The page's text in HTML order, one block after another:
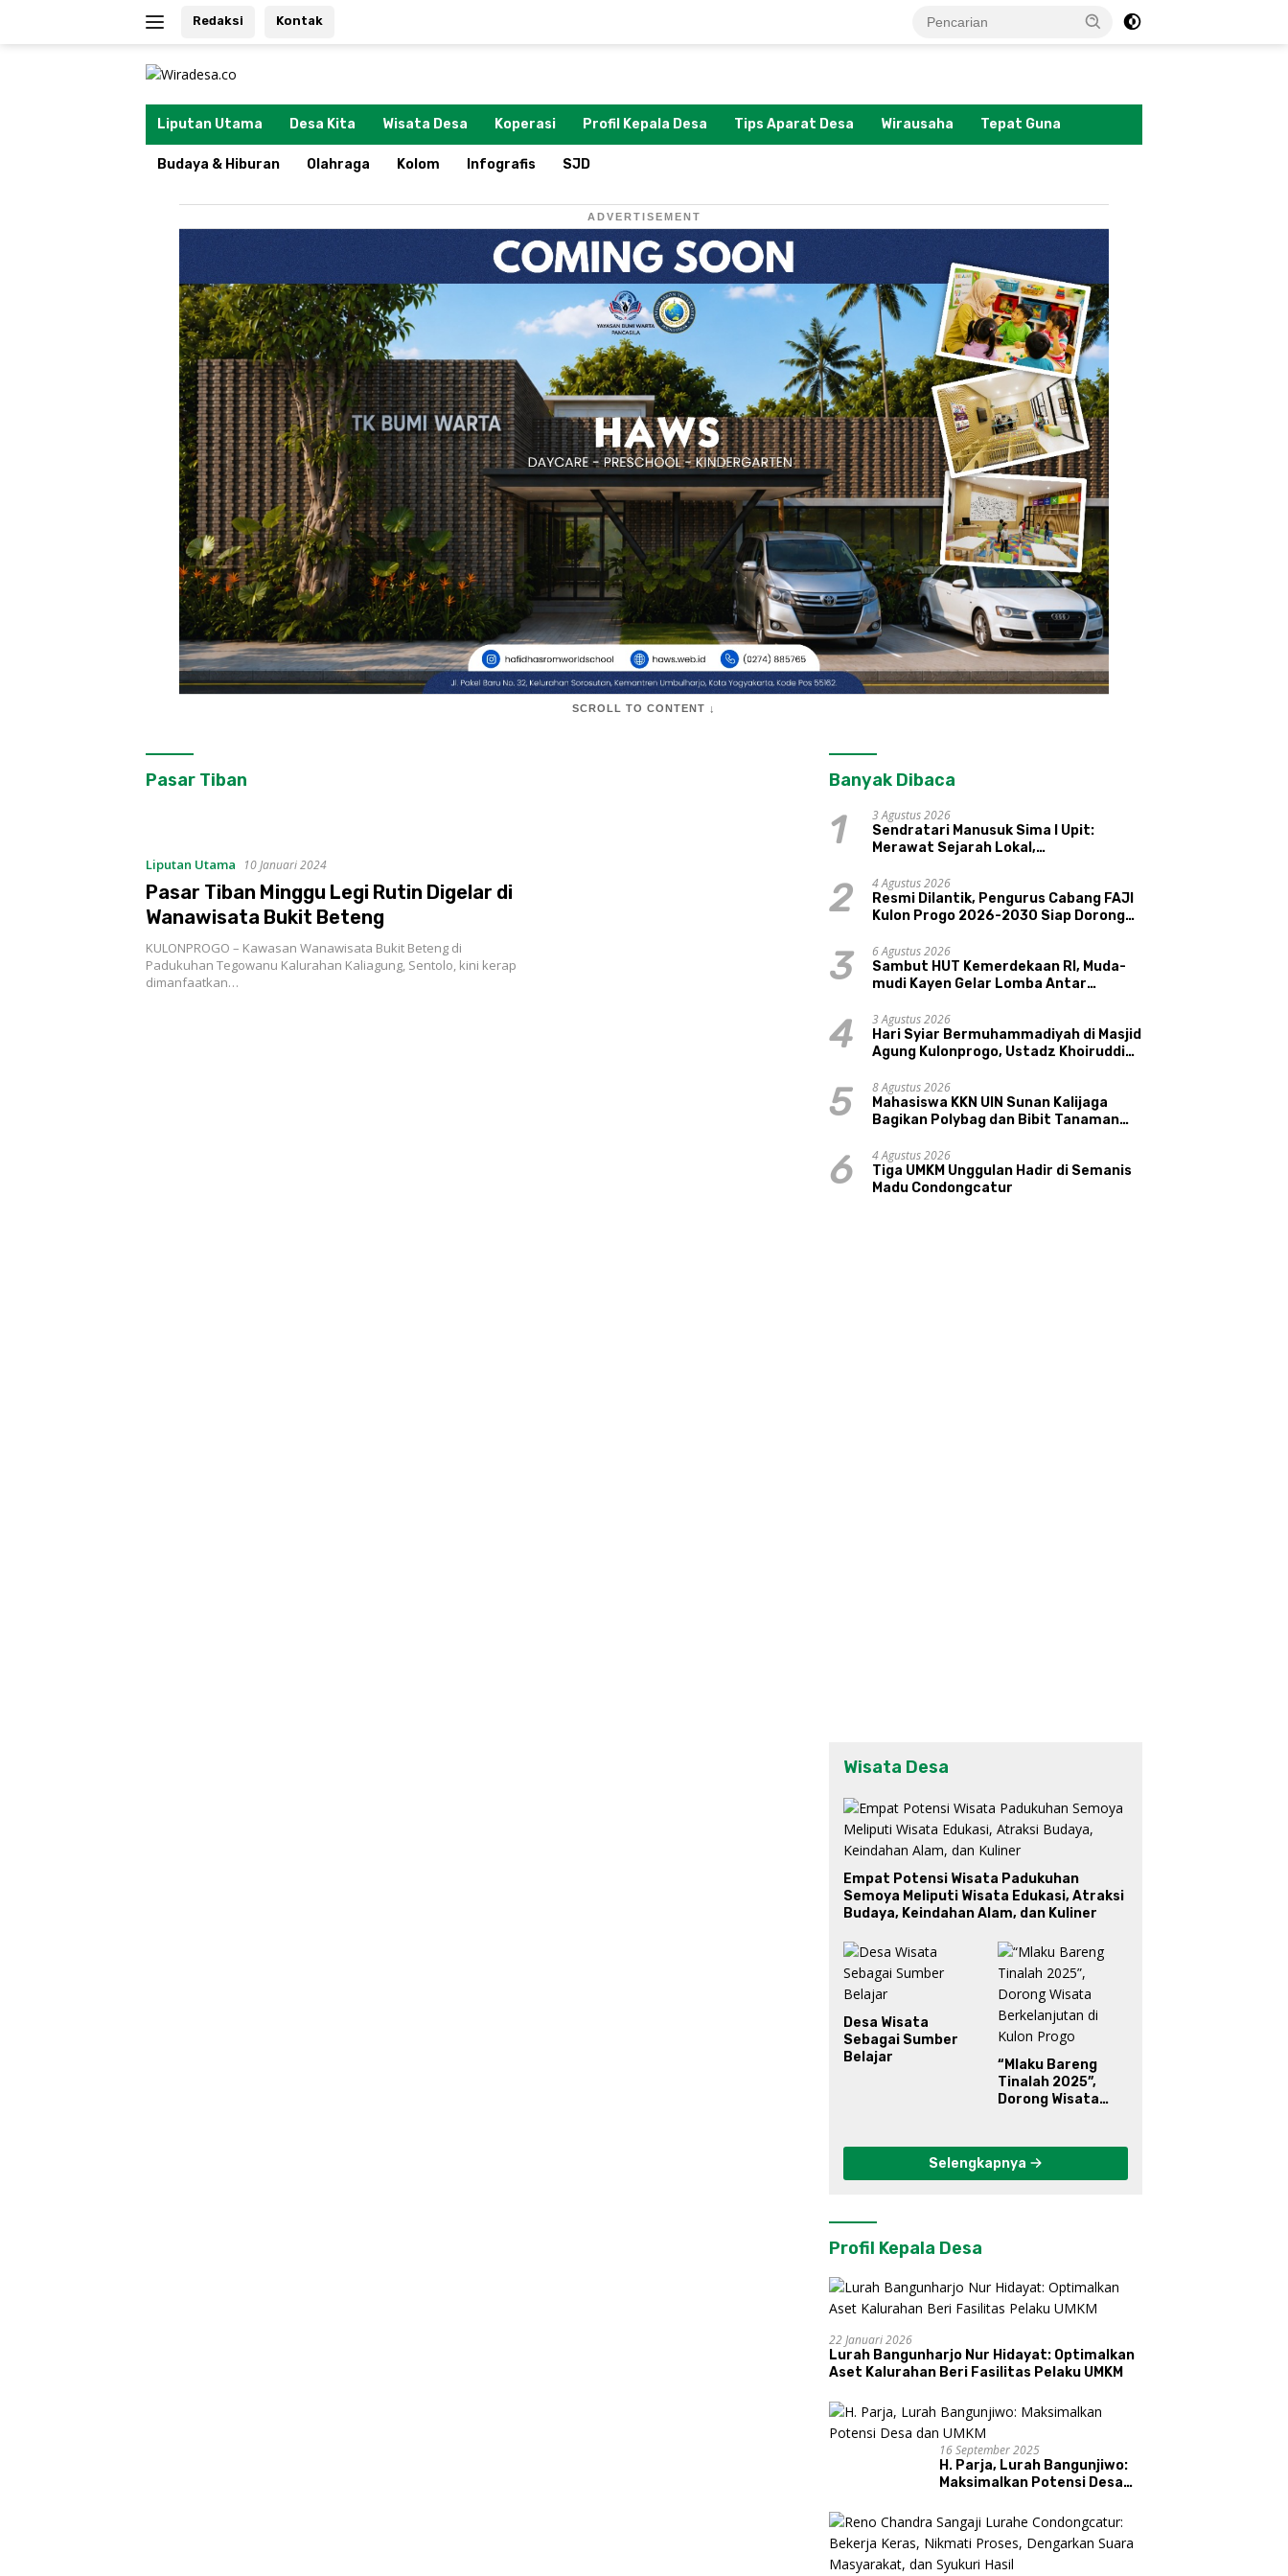
Redaksi Kontak
Liputan Utama Desa Kita Wisata Desa Koperasi Profil Kepala Desa Tips Aparat Desa Wirausaha Tepat Guna
Budaya & Hiburan Olahraga Kolom Infografis SJD
ADVERTISEMENT
SCROLL TO CONTENT ↓
Pasar Tiban
Liputan Utama 10 Januari 2024
Pasar Tiban Minggu Legi Rutin Digelar di
Wanawisata Bukit Beteng
KULONPROGO – Kawasan Wanawisata Bukit Beteng di
Padukuhan Tegowanu Kalurahan Kaliagung, Sentolo, kini kerap
dimanfaatkan…
Banyak Dibaca
1
3 Agustus 2026
Sendratari Manusuk Sima I Upit:
Merawat Sejarah Lokal,
Pariwisata, dan Ekologi Klaten
2
4 Agustus 2026
Resmi Dilantik, Pengurus Cabang FAJI
Kulon Progo 2026-2030 Siap Dorong
Sungai Progo
3
6 Agustus 2026
Sambut HUT Kemerdekaan RI, Muda-
mudi Kayen Gelar Lomba Antar
4
3 Agustus 2026
Hari Syiar Bermuhammadiyah di Masjid
Agung Kulonprogo, Ustadz Khoiruddin
Sakinah Adalah Agama
5
8 Agustus 2026
Mahasiswa KKN UIN Sunan Kalijaga
Bagikan Polybag dan Bibit Tanaman
Ngipikrejo 1
6
4 Agustus 2026
Tiga UMKM Unggulan Hadir di Semanis
Madu Condongcatur
Wisata Desa
Empat Potensi Wisata Padukuhan
Semoya Meliputi Wisata Edukasi, Atraksi
Budaya, Keindahan Alam, dan Kuliner
Desa Wisata
Sebagai Sumber
Belajar
“Mlaku Bareng
Tinalah 2025”,
Dorong Wisata
Selengkapnya
Profil Kepala Desa
22 Januari 2026
Lurah Bangunharjo Nur Hidayat: Optimalkan
Aset Kalurahan Beri Fasilitas Pelaku UMKM
16 September 2025
H. Parja, Lurah Bangunjiwo:
Maksimalkan Potensi Desa